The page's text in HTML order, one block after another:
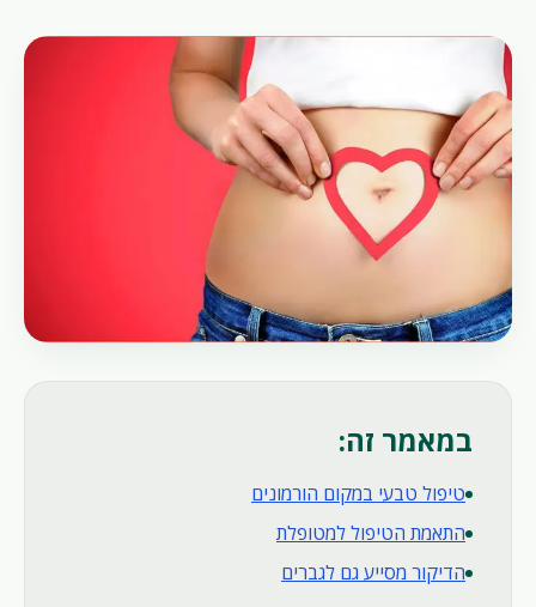
במאמר זה:
טיפול טבעי במקום הורמונים
התאמת הטיפול למטופלת
הדיקור מסייע גם לגברים